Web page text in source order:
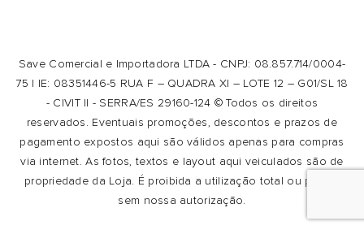
Save Comercial e Importadora LTDA - CNPJ: 08.857.714/0004-
75 | IE: 08351446-5 RUA F – QUADRA XI – LOTE 12 – G01/SL 18
- CIVIT II - SERRA/ES 29160-124 © Todos os direitos
reservados. Eventuais promoções, descontos e prazos de
pagamento expostos aqui são válidos apenas para compras
via internet. As fotos, textos e layout aqui veiculados são de
propriedade da Loja. É proibida a utilização total ou parcial
sem nossa autorização.